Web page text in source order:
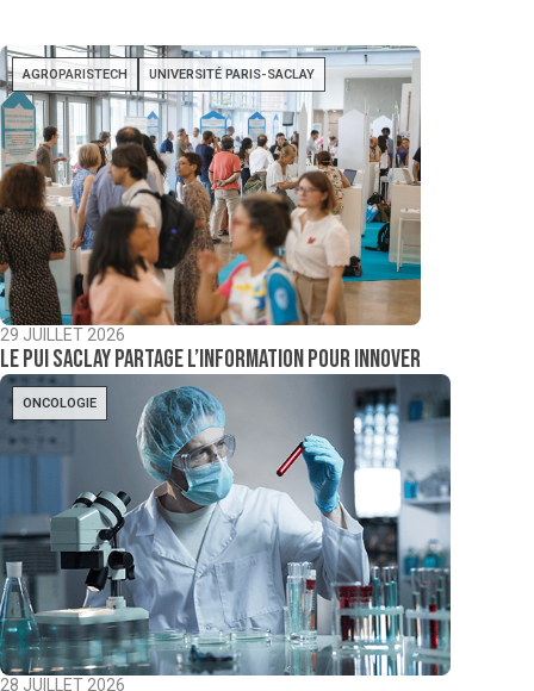
AGROPARISTECH UNIVERSITÉ PARIS-SACLAY
29 JUILLET 2026
Le PUI Saclay partage l’information pour innover
ONCOLOGIE
28 JUILLET 2026